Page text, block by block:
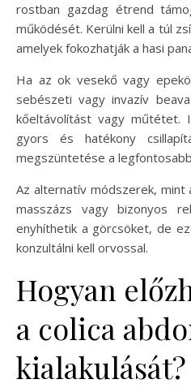
rostban gazdag étrend
működését. Kerülni kell a túl
amelyek fokozhatják a hasi
Ha az ok vesekő vagy
sebészeti vagy invazív
kőeltávolítást vagy műtétet.
gyors és hatékony
megszüntetése a
Az alternatív módszerek, mint
masszázs vagy bizonyos
enyhíthetik a görcsöket, de
konzultálni kell orvossal.
Hogyan
a colica
kialakulását?